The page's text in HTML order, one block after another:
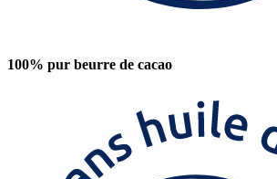
100% pur beurre de cacao